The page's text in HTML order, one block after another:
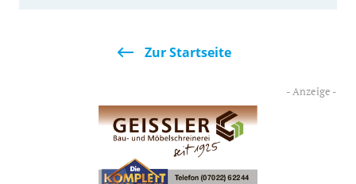
Zur Startseite